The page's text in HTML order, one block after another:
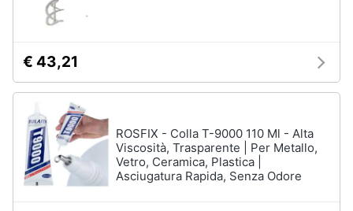
€ 43,21
ROSFIX - Colla T-9000 110 Ml - Alta
Viscosità, Trasparente | Per Metallo,
Vetro, Ceramica, Plastica |
Asciugatura Rapida, Senza Odore